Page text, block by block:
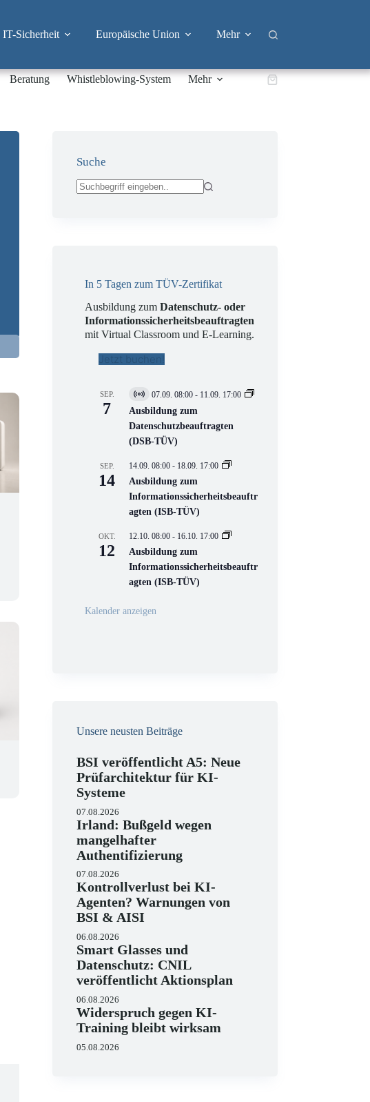
IT-Sicherheit Europäische Union Mehr
Beratung Whistleblowing-System Mehr Warenkorb
Suche
In 5 Tagen zum TÜV-Zertifikat
Ausbildung zumDatenschutz- oder
Informationssicherheitsbeauftragten
mit Virtual Classroom und E-Learning.
Jetzt buchen!
SEP.
7
V
i
t
u
l
V
e
r
n
s
t
a
t
n
07.09. 08:00 - 11.09. 17:00
Ausbildung zum
Datenschutzbeauftragten
(DSB-TÜV)
SEP.
14
14.09. 08:00 - 18.09. 17:00
Ausbildung zum
Informationssicherheitsbeauftr
agten (ISB-TÜV)
OKT.
12
12.10. 08:00 - 16.10. 17:00
Ausbildung zum
Informationssicherheitsbeauftr
agten (ISB-TÜV)
Kalender anzeigen
Unsere neusten Beiträge
BSI veröffentlicht A5: Neue
Prüfarchitektur für KI-
Systeme
07.08.2026
Irland: Bußgeld wegen
mangelhafter
Authentifizierung
07.08.2026
Kontrollverlust bei KI-
Agenten? Warnungen von
BSI & AISI
06.08.2026
Smart Glasses und
Datenschutz: CNIL
veröffentlicht Aktionsplan
06.08.2026
Widerspruch gegen KI-
Training bleibt wirksam
05.08.2026